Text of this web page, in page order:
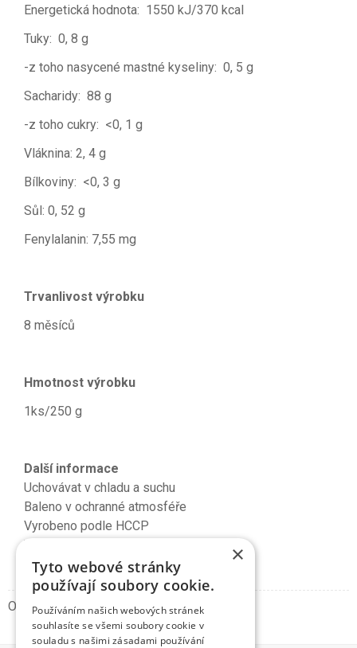
Energetická hodnota: 1550 kJ/370 kcal
Tuky: 0, 8 g
-z toho nasycené mastné kyseliny: 0, 5 g
Sacharidy: 88 g
-z toho cukry: <0, 1 g
Vláknina: 2, 4 g
Bílkoviny: <0, 3 g
Sůl: 0, 52 g
Fenylalanin: 7,55 mg
Trvanlivost výrobku
8 měsíců
Hmotnost výrobku
1ks/250 g
Další informace
Uchovávat v chladu a suchu
Baleno v ochranné atmosféře
Vyrobeno podle HCCP
Vyrobeno v EU
Obrázky mají pouze informativní charakter.
×
Tyto webové stránky
používají soubory cookie.
Používáním našich webových stránek
souhlasíte se všemi soubory cookie v
souladu s našimi zásadami používání